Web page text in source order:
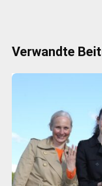
Verwandte